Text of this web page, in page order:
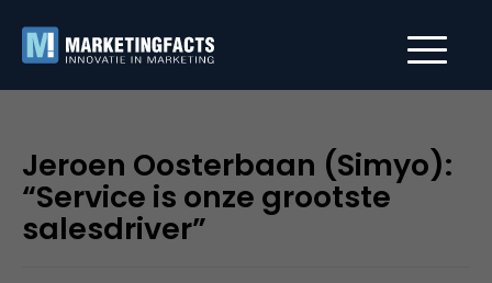
Jeroen Oosterbaan (Simyo):
“Service is onze grootste
salesdriver”